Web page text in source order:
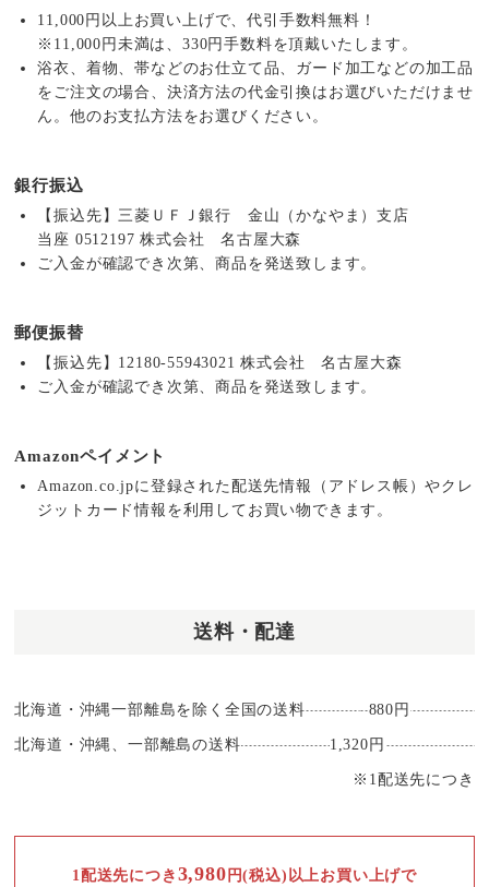
11,000円以上お買い上げで、代引手数料無料！
※11,000円未満は、330円手数料を頂戴いたします。
浴衣、着物、帯などのお仕立て品、ガード加工などの加工品
をご注文の場合、決済方法の代金引換はお選びいただけませ
ん。他のお支払方法をお選びください。
銀行振込
【振込先】三菱ＵＦＪ銀行 金山（かなやま）支店
当座 0512197 株式会社 名古屋大森
ご入金が確認でき次第、商品を発送致します。
郵便振替
【振込先】12180-55943021 株式会社 名古屋大森
ご入金が確認でき次第、商品を発送致します。
Amazonペイメント
Amazon.co.jpに登録された配送先情報（アドレス帳）やクレ
ジットカード情報を利用してお買い物できます。
送料・配達
北海道・沖縄一部離島を除く全国の送料 880円
北海道・沖縄、一部離島の送料 1,320円
※1配送先につき
1配送先につき 3,980 円(税込)以上お買い上げで